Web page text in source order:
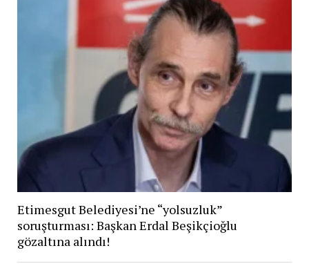
Etimesgut Belediyesi’ne “yolsuzluk”
soruşturması: Başkan Erdal Beşikçioğlu
gözaltına alındı!